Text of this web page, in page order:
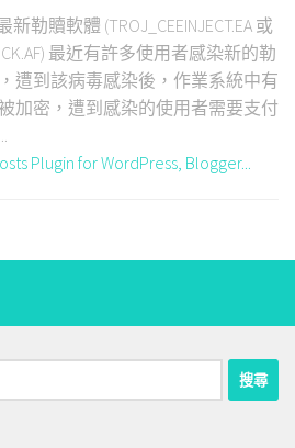
新勒贖軟體 (TROJ_CEEINJECT.EA 或
最近有許多使用者感染新的勒
遭到該病毒感染後，作業系統中有
加密，遭到感染的使用者需要支付